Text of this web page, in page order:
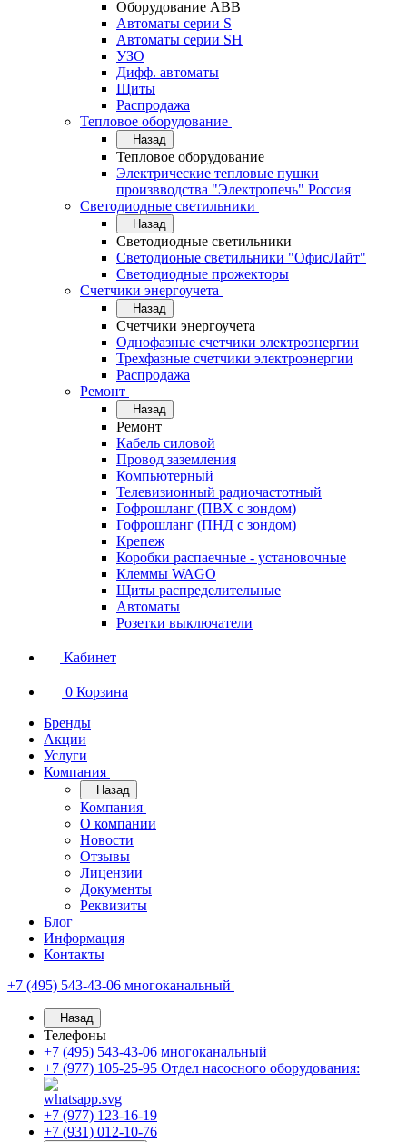
Оборудование АВВ
Автоматы серии S
Автоматы серии SH
УЗО
Дифф. автоматы
Щиты
Распродажа
Тепловое оборудование
Назад
Тепловое оборудование
Электрические тепловые пушки
произвводства "Электропечь" Россия
Светодиодные светильники
Назад
Светодиодные светильники
Светодионые светильники "ОфисЛайт"
Светодиодные прожекторы
Счетчики энергоучета
Назад
Счетчики энергоучета
Однофазные счетчики электроэнергии
Трехфазные счетчики электроэнергии
Распродажа
Ремонт
Назад
Ремонт
Кабель силовой
Провод заземления
Компьютерный
Телевизионный радиочастотный
Гофрошланг (ПВХ с зондом)
Гофрошланг (ПНД с зондом)
Крепеж
Коробки распаечные - установочные
Клеммы WAGO
Щиты распределительные
Автоматы
Розетки выключатели
Кабинет
0 Корзина
Бренды
Акции
Услуги
Компания
Назад
Компания
О компании
Новости
Отзывы
Лицензии
Документы
Реквизиты
Блог
Информация
Контакты
+7 (495) 543-43-06 многоканальный
Назад
Телефоны
+7 (495) 543-43-06 многоканальный
+7 (977) 105-25-95 Отдел насосного оборудования:
+7 (977) 123-16-19
+7 (931) 012-10-76